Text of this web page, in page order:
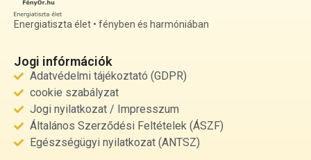
Energiatiszta élet • fényben és harmóniában
Jogi infórmációk
Adatvédelmi tájékoztató (GDPR)
cookie szabályzat
Jogi nyilatkozat / Impresszum
Általános Szerződési Feltételek (ÁSZF)
Egészségügyi nyilatkozat (ANTSZ)